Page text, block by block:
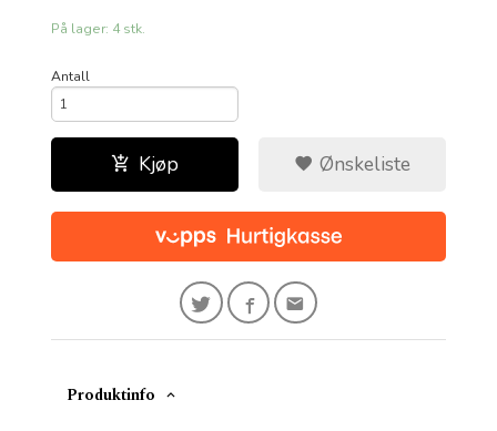
På lager: 4 stk.
Antall
Kjøp Ønskeliste
Produktinfo